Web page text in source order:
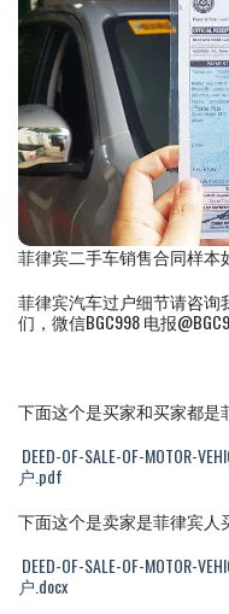
菲律宾二手车销售合同样本
菲律宾汽车过户细节请咨
们，微信BGC998 电报
下面这个是买家和买家都
DEED-OF-SALE-OF-MOTOR-
户.pdf
下面这个是卖家是菲律宾
DEED-OF-SALE-OF-MOTOR-
户.docx